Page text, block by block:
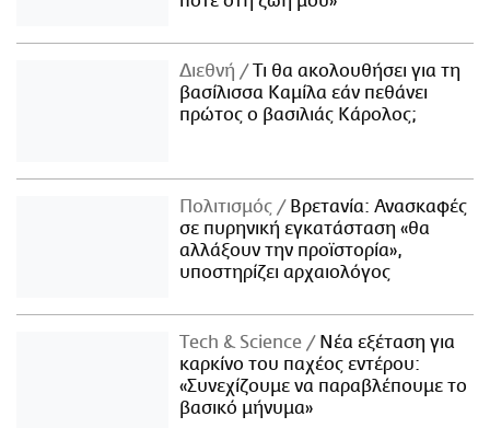
Διεθνή
Τι θα ακολουθήσει για τη
βασίλισσα Καμίλα εάν πεθάνει
πρώτος ο βασιλιάς Κάρολος;
Πολιτισμός
Βρετανία: Ανασκαφές
σε πυρηνική εγκατάσταση «θα
αλλάξουν την προϊστορία»,
υποστηρίζει αρχαιολόγος
Τech & Science
Νέα εξέταση για
καρκίνο του παχέος εντέρου:
«Συνεχίζουμε να παραβλέπουμε το
βασικό μήνυμα»